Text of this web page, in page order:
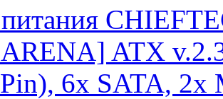
ATX
6x SATA, 2x